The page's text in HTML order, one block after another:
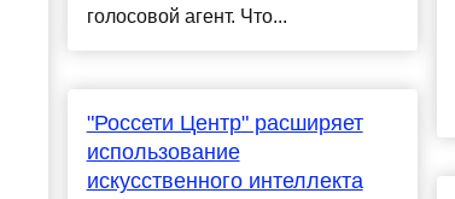
голосовой агент. Что...
"Россети Центр" расширяет
использование
искусственного интеллекта